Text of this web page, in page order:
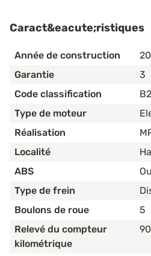
Caract&eacute;ristiques
Année de construction
Garantie
3
Code classification
B2
Type de moteur
Réalisation
Localité
ABS
Type de frein
Boulons de roue
5
Relevé du compteur
kilométrique